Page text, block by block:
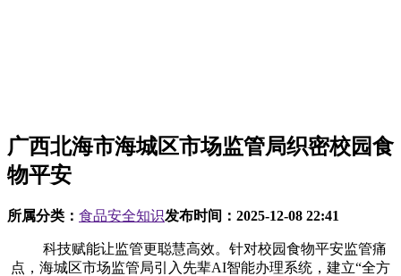
广西北海市海城区市场监管局织密校园食
物平安
所属分类： 食品安全知识发布时间： 2025-12-08 22:41
科技赋能让监管更聪慧高效。针对校园食物平安监管痛
点，海城区市场监管局引入先辈AI智能办理系统，建立“全方